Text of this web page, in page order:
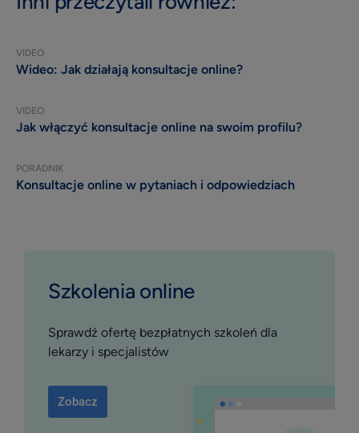
VIDEO
Wideo: Jak działają konsultacje online?
VIDEO
Jak włączyć konsultacje online na swoim profilu?
PORADNIK
Konsultacje online w pytaniach i odpowiedziach
Szkolenia online
Sprawdź ofertę bezpłatnych szkoleń dla
lekarzy i specjalistów
Zobacz